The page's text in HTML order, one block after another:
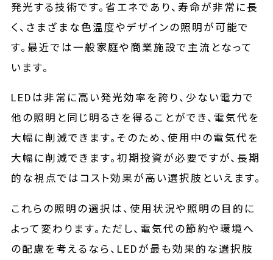
発光する技術です。省エネであり、寿命が非常に長
く、さまざまな色温度やデザインの照明が可能で
す。最近では一般家庭や商業施設で主流となって
います。
LEDは非常に高い発光効率を誇り、少ない電力で
他の照明と同じ明るさを得ることができ、電気代を
大幅に削減できます。そのため、使用中の電気代を
大幅に削減できます。初期投資が必要ですが、長期
的な視点ではコスト効果が高い選択肢といえます。
これらの照明の選択は、使用状況や照明の目的に
よって変わります。ただし、電気代の節約や環境へ
の配慮を考えるなら、LEDが最も効果的な選択肢